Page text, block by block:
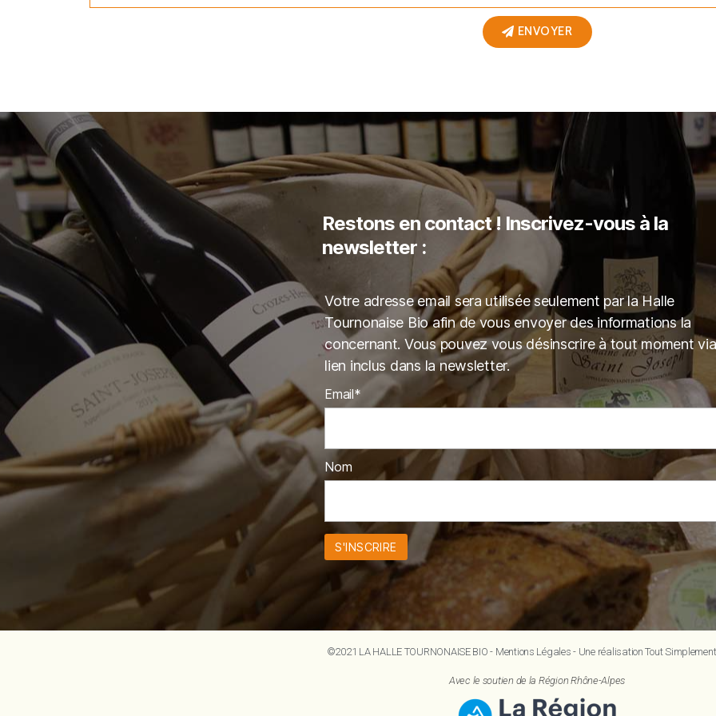
ENVOYER
Restons en contact ! Inscrivez-vous à la
newsletter :
Votre adresse email sera utilisée seulement par la Halle
Tournonaise Bio afin de vous envoyer des informations la
concernant. Vous pouvez vous désinscrire à tout moment
lien inclus dans la newsletter.
Email*
Nom
©2021 LA HALLE TOURNONAISE BIO - Mentions Légales - Une réalisation Tout
Avec le soutien de la Région Rhône-Alpes